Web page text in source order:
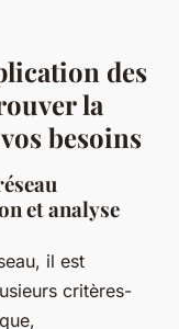
des
la
besoins
et analyse
il est
critères-